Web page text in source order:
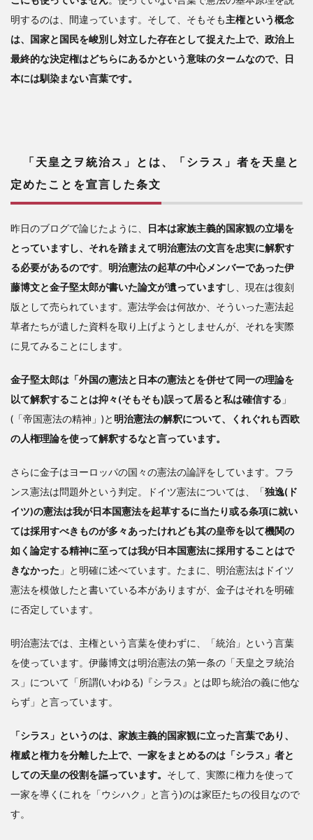
明するのは、間違っています。そして、そもそも主権という概念
は、国家と国民を峻別し対立した存在として捉えた上で、政治上
最終的な決定権はどちらにあるかという意味のタームなので、日
本には馴染まない言葉です。
「天皇之ヲ統治ス」とは、「シラス」者を天皇と
定めたことを宣言した条文
昨日のブログで論じたように、
日本は家族主義的国家観の立場を
とっていますし、それを踏まえて明治憲法の文言を忠実に解釈す
る必要があるのです。 明治憲法の起草の中心メンバーであった伊
藤博文と金子堅太郎が書いた論文が遺っていますし、現在は復刻
版として売られています。憲法学会は何故か、そういった憲法起
草者たちが遺した資料を取り上げようとしませんが、それを実際
に見てみることにします。
金子堅太郎は「外国の憲法と日本の憲法とを併せて同一の理論を
以て解釈することは抑々(そもそも)誤って居ると私は確信する 」
(「帝国憲法の精神」)と 明治憲法の解釈について、くれぐれも西欧
の人権理論を使って解釈するなと言っています。
さらに金子はヨーロッパの国々の憲法の論評をしています。フラ
ンス憲法は問題外という判定。ドイツ憲法については、「独逸(ド
イツ)の憲法は我が日本国憲法を起草するに当たり或る条項に就い
ては採用すべきものが多々あったけれども其の皇帝を以て機関の
如く論定する精神に至っては我が日本国憲法に採用することはで
きなかった 」と明確に述べています。たまに、明治憲法はドイツ
憲法を模倣したと書いている本がありますが、金子はそれを明確
に否定しています。
明治憲法では、主権という言葉を使わずに、「統治」という言葉
を使っています。伊藤博文は明治憲法の第一条の「天皇之ヲ統治
ス」について「所謂(いわゆる)『シラス』とは即ち統治の義に他な
らず」と言っています。
「シラス」というのは、家族主義的国家観に立った言葉であり、
権威と権力を分離した上で、一家をまとめるのは「シラス」者と
しての天皇の役割を謳っています。 そして、実際に権力を使って
一家を導く(これを「ウシハク」と言う)のは家臣たちの役目なので
す。